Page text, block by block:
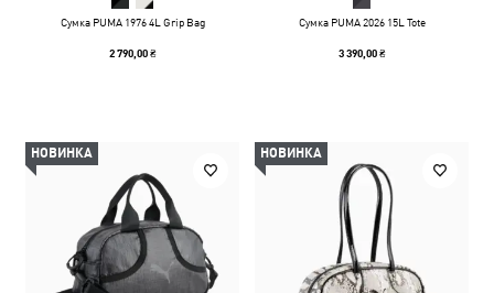
Сумка PUMA 1976 4L Grip Bag
2 790,00 ₴
Сумка PUMA 2026 15L Tote
3 390,00 ₴
НОВИНКА НОВИНКА